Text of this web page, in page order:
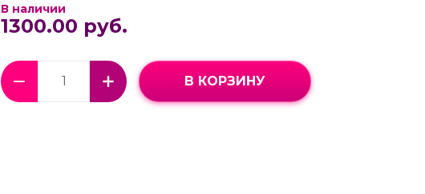
В наличии
1300.00 руб.
В КОРЗИНУ